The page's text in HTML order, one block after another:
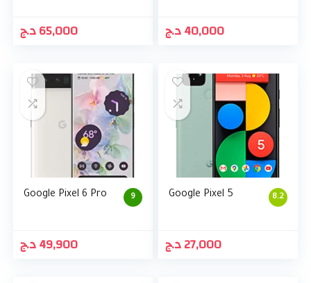
65,000د.ج 40,000د.ج
9
Google Pixel 6 Pro
49,900د.ج
8.2
Google Pixel 5
27,000د.ج